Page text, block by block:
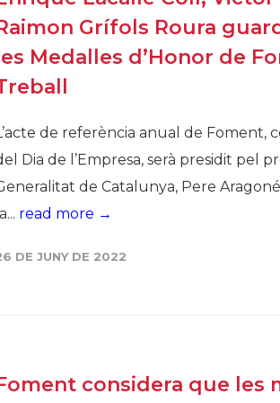
Grífols Roura
Medalles d’Honor de
de referència anual de Foment,
Dia de l’Empresa, serà presidit pel
de Catalunya, Pere
read more →
DE JUNY DE 2022
considera que les